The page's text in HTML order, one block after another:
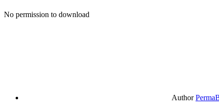
No permission to download
Author